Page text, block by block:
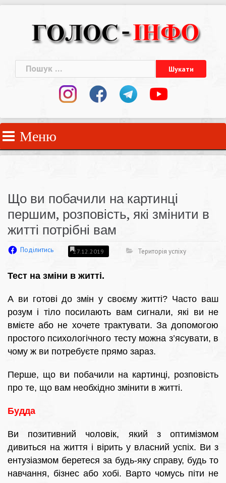
Пошук:
Меню
Що ви побачили на картинці
першим, розповість, які змінити в
житті потрібні вам
Поділитись 27.12.2019 Територія успіху
Тест на зміни в житті.
А ви готові до змін у своєму житті? Часто ваш
розум і тіло посилають вам сигнали, які ви не
вмієте або не хочете трактувати. За допомогою
простого психологічного тесту можна з’ясувати, в
чому ж ви потребуєте прямо зараз.
Перше, що ви побачили на картинці, розповість
про те, що вам необхідно змінити в житті.
Будда
Ви позитивний чоловік, який з оптимізмом
дивиться на життя і вірить у власний успіх. Ви з
ентузіазмом беретеся за будь-яку справу, будь то
навчання, бізнес або хобі. Варто чомусь піти не